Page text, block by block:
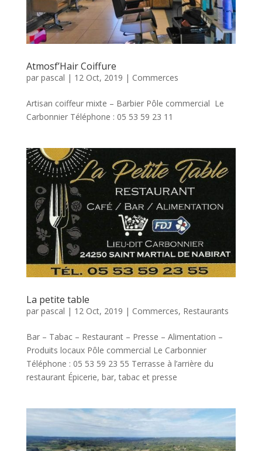
Atmosf’Hair Coiffure
par pascal | 12 Oct, 2019 | Commerces
Artisan coiffeur mixte – Barbier Pôle commercial Le
Carbonnier Téléphone : 05 53 59 23 11
La petite table
par pascal | 12 Oct, 2019 | Commerces, Restaurants
Bar – Tabac – Restaurant – Presse – Alimentation –
Produits locaux Pôle commercial Le Carbonnier
Téléphone : 05 53 59 23 55 Terrasse à l’arrière du
restaurant Épicerie, bar, tabac et presse